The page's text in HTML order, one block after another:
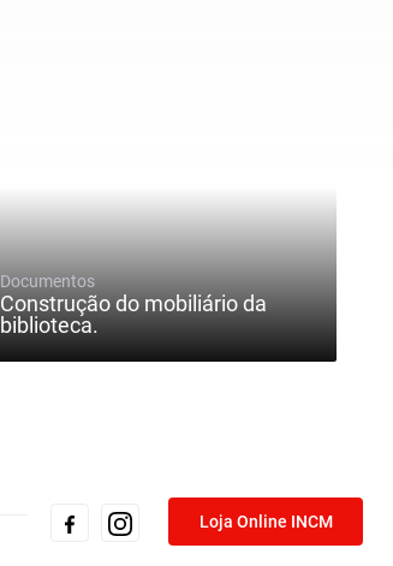
Documentos
Construção do mobiliário da
biblioteca.
Loja Online INCM